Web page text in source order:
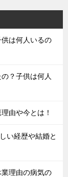
は何人いるの
？子供は何人
由や今とは！
い経歴や結婚と
理由の病気の